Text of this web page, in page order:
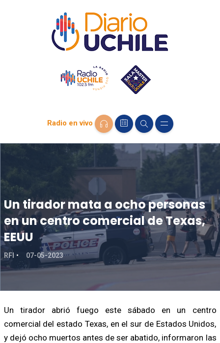
Radio en vivo
Un tirador mata a ocho personas
en un centro comercial de Texas,
EEUU
RFI 07-05-2023
Un tirador abrió fuego este sábado en un centro
comercial del estado Texas, en el sur de Estados Unidos,
y dejó ocho muertos antes de ser abatido, informaron las